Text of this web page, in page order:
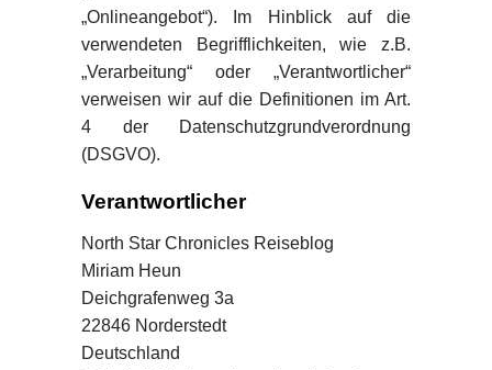
„Onlineangebot“). Im Hinblick auf die
verwendeten Begrifflichkeiten, wie z.B.
„Verarbeitung“ oder „Verantwortlicher“
verweisen wir auf die Definitionen im Art.
4 der Datenschutzgrundverordnung
(DSGVO).
Verantwortlicher
North Star Chronicles Reiseblog
Miriam Heun
Deichgrafenweg 3a
22846 Norderstedt
Deutschland